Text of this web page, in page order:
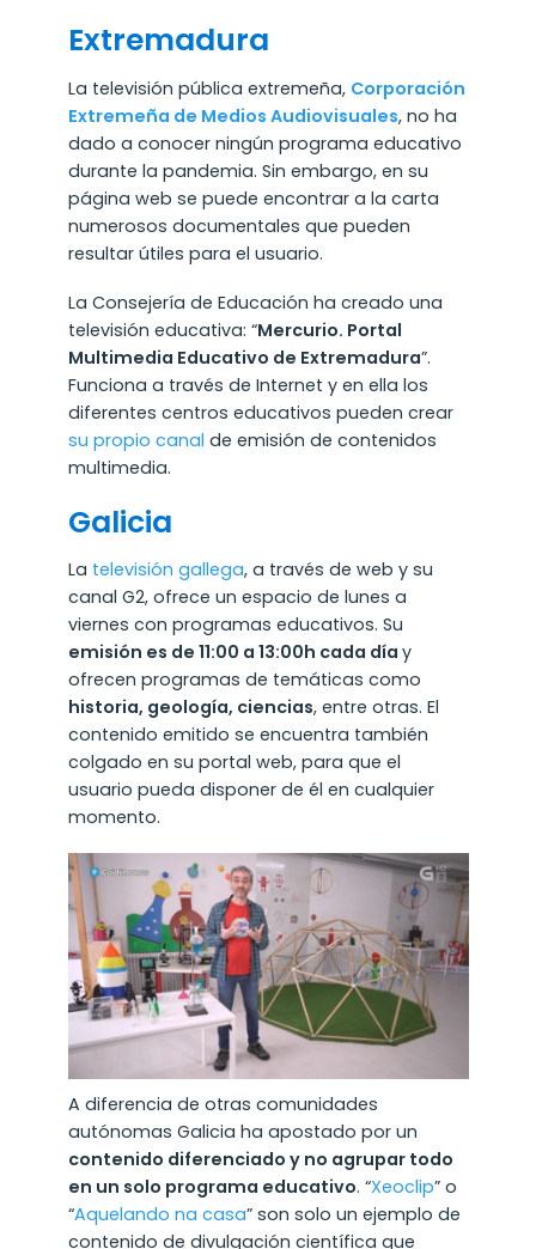
Extremadura
La televisión pública extremeña, Corporación
Extremeña de Medios Audiovisuales, no ha
dado a conocer ningún programa educativo
durante la pandemia. Sin embargo, en su
página web se puede encontrar a la carta
numerosos documentales que pueden
resultar útiles para el usuario.
La Consejería de Educación ha creado una
televisión educativa: “Mercurio. Portal
Multimedia Educativo de Extremadura”.
Funciona a través de Internet y en ella los
diferentes centros educativos pueden crear
su propio canal de emisión de contenidos
multimedia.
Galicia
La televisión gallega, a través de web y su
canal G2, ofrece un espacio de lunes a
viernes con programas educativos. Su
emisión es de 11:00 a 13:00h cada día y
ofrecen programas de temáticas como
historia, geología, ciencias, entre otras. El
contenido emitido se encuentra también
colgado en su portal web, para que el
usuario pueda disponer de él en cualquier
momento.
A diferencia de otras comunidades
autónomas Galicia ha apostado por un
contenido diferenciado y no agrupar todo
en un solo programa educativo. “Xeoclip” o
“Aquelando na casa” son solo un ejemplo de
contenido de divulgación científica que